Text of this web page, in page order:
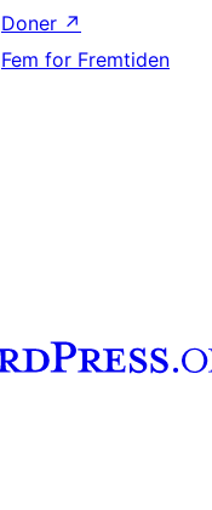
Doner ↗
Fem for Fremtiden